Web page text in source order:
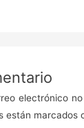
electrónico
están marcados